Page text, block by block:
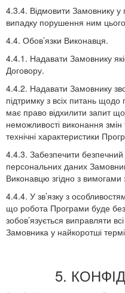
4.3.4. Відмовити Замовнику
випадку порушення ним
4.4. Обов’язки Виконавця.
4.4.1. Надавати Замовнику
Договору.
4.4.2. Надавати Замовнику
підтримку з всіх питань
має право відхилити запит
неможливості виконання
технічні характеристики
4.4.3. Забезпечити безпечний
персональних даних
Виконавцю згідно з вимогами
4.4.4. У зв’язку з
що робота Програми буде
зобов’язується виправляти
Замовника у найкоротші
5.